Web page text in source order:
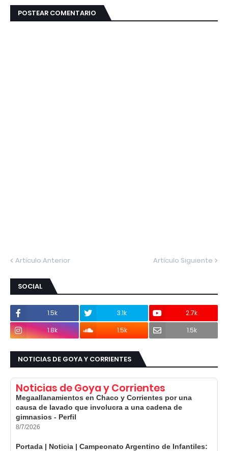
POSTEAR COMENTARIO
Artículo Anterior Artículo Siguiente
SOCIAL
1.5k 3.1k
2.7k
1.8k
1.5k 1.5k
NOTICIAS DE GOYA Y CORRIENTES
Noticias de Goya y Corrientes
Megaallanamientos en Chaco y Corrientes por una
causa de lavado que involucra a una cadena de
gimnasios - Perfil
8/7/2026
Portada | Noticia | Campeonato Argentino de Infantiles: